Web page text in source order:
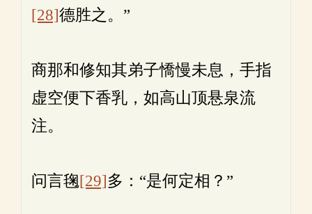
[28]德胜之。”
商那和修知其弟子憍慢未息，手指
虚空便下香乳，如高山顶悬泉流
注。
问言毱[29]多：“是何定相？”